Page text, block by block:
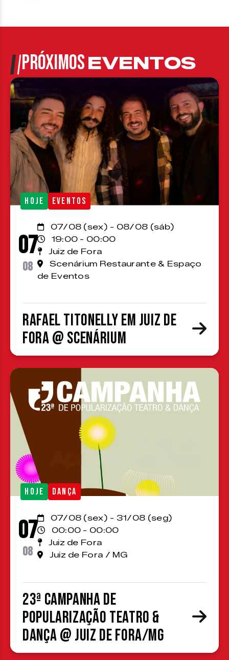
PRÓXIMOSEVENTOS
HOJE EVENTOS
07
08
07/08 (sex) - 08/08 (sáb)
19:00 - 00:00
Juiz de Fora
Scenárium Restaurante & Espaço
de Eventos
Rafael Titonelly em Juiz de
Fora @ Scenárium
HOJE DANÇA
07
08
07/08 (sex) - 31/08 (seg)
00:00 - 00:00
Juiz de Fora
Juiz de Fora / MG
23ª Campanha de
Popularização Teatro &
Dança @ Juiz de Fora/MG